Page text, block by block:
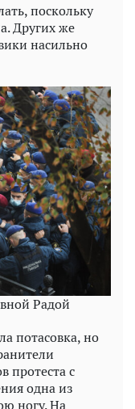
поскольку
Других же
насильно
Радой
потасовка, но
протеста с
одна из
ногу. На